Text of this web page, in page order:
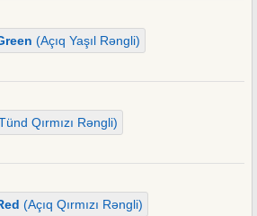
(Açıq Yaşıl Rəngli)
Qırmızı Rəngli)
(Açıq Qırmızı Rəngli)